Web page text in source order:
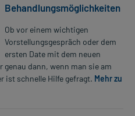
Behandlungsmöglichkeiten
Ob vor einem wichtigen
Vorstellungsgespräch oder dem
ersten Date mit dem neuen
dann, wenn man sie am
ist schnelle Hilfe gefragt. Mehr zu